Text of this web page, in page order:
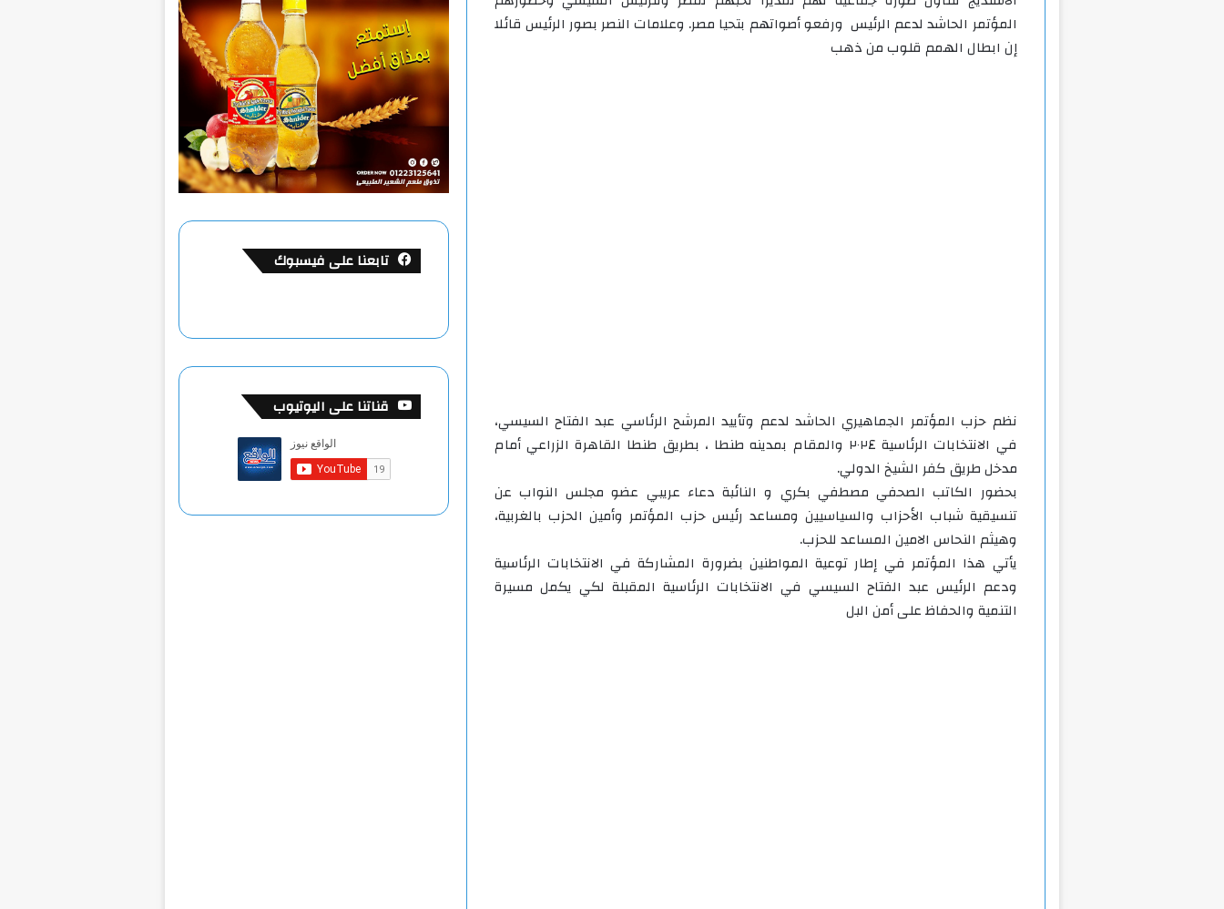
المؤتمر الحاشد لدعم الرئيس ورفعو أصواتهم بتحيا مصر. وعلامات النصر بصور الرئيس قائلا
إن ابطال الهمم قلوب من ذهب
نظم حزب المؤتمر الجماهيري الحاشد لدعم وتأييد المرشح الرئاسي عبد الفتاح السيسي،
في الانتخابات الرئاسية ٢٠٢٤ والمقام بمدينه طنطا ، بطريق طنطا القاهرة الزراعي أمام
مدخل طريق كفر الشيخ الدولي.
بحضور الكاتب الصحفي مصطفي بكري و النائبة دعاء عريبي عضو مجلس النواب عن
تنسيقية شباب الأحزاب والسياسيين ومساعد رئيس حزب المؤتمر وأمين الحزب بالغربية،
وهيثم النحاس الامين المساعد للحزب.
يأتي هذا المؤتمر في إطار توعية المواطنين بضرورة المشاركة في الانتخابات الرئاسية
ودعم الرئيس عبد الفتاح السيسي في الانتخابات الرئاسية المقبلة لكي يكمل مسيرة
التنمية والحفاظ على أمن البل
تابعنا على فيسبوك
قناتنا على اليوتيوب